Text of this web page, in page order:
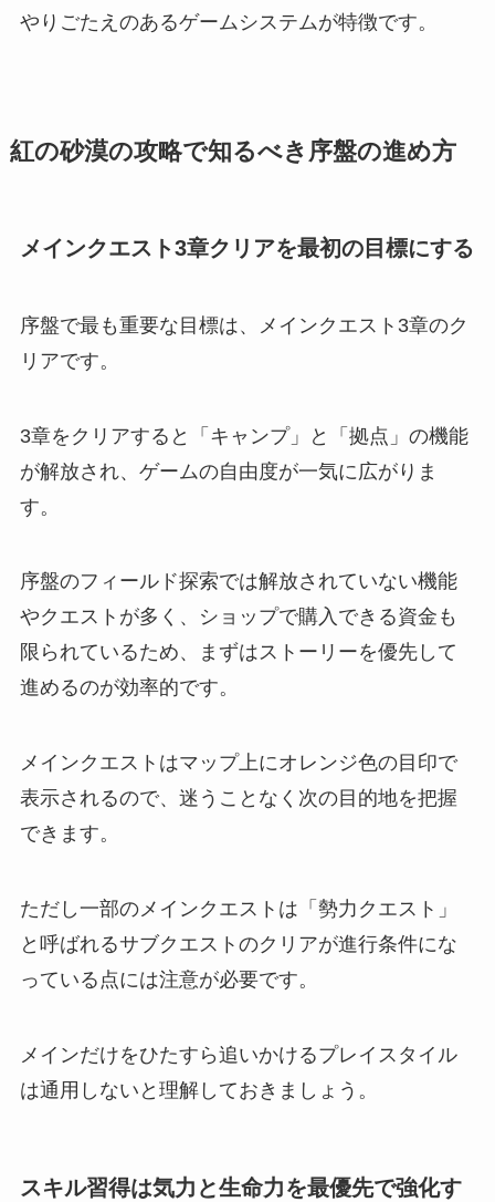
やりごたえのあるゲームシステムが特徴です。
紅の砂漠の攻略で知るべき序盤の進め方
メインクエスト3章クリアを最初の目標にする
序盤で最も重要な目標は、メインクエスト3章のク
リアです。
3章をクリアすると「キャンプ」と「拠点」の機能
が解放され、ゲームの自由度が一気に広がりま
す。
序盤のフィールド探索では解放されていない機能
やクエストが多く、ショップで購入できる資金も
限られているため、まずはストーリーを優先して
進めるのが効率的です。
メインクエストはマップ上にオレンジ色の目印で
表示されるので、迷うことなく次の目的地を把握
できます。
ただし一部のメインクエストは「勢力クエスト」
と呼ばれるサブクエストのクリアが進行条件にな
っている点には注意が必要です。
メインだけをひたすら追いかけるプレイスタイル
は通用しないと理解しておきましょう。
スキル習得は気力と生命力を最優先で強化す